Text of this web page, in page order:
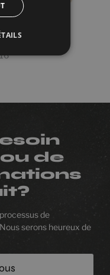
Modul
de
de
serons heureux de